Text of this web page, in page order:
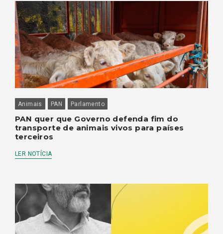
Animais PAN Parlamento
PAN quer que Governo defenda fim do
transporte de animais vivos para países
terceiros
LER NOTÍCIA